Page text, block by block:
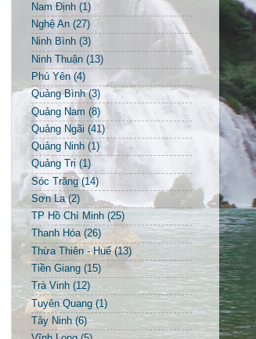
Nam Định (1)
Nghệ An (27)
Ninh Bình (3)
Ninh Thuận (13)
Phú Yên (4)
Quảng Bình (3)
Quảng Nam (8)
Quảng Ngãi (41)
Quảng Ninh (1)
Quảng Trị (1)
Sóc Trăng (14)
Sơn La (2)
TP Hồ Chí Minh (25)
Thanh Hóa (26)
Thừa Thiên - Huế (13)
Tiền Giang (15)
Trà Vinh (12)
Tuyên Quang (1)
Tây Ninh (6)